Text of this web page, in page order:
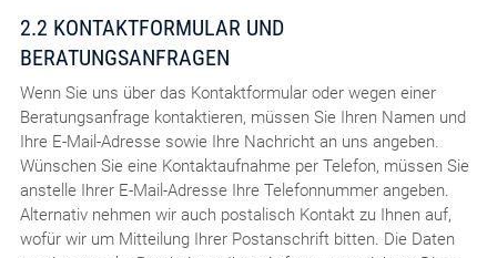
2.2 KONTAKTFORMULAR UND
BERATUNGSANFRAGEN
Wenn Sie uns über das Kontaktformular oder wegen einer
Beratungsanfrage kontaktieren, müssen Sie Ihren Namen und
Ihre E-Mail-Adresse sowie Ihre Nachricht an uns angeben.
Wünschen Sie eine Kontaktaufnahme per Telefon, müssen Sie
anstelle Ihrer E-Mail-Adresse Ihre Telefonnummer angeben.
Alternativ nehmen wir auch postalisch Kontakt zu Ihnen auf,
wofür wir um Mitteilung Ihrer Postanschrift bitten. Die Daten